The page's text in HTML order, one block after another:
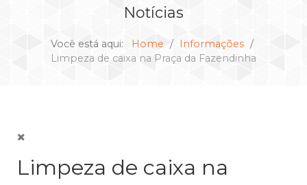
Notícias
Você está aqui: Home
Informações
Limpeza de caixa na Praça da Fazendinha
Limpeza de caixa na